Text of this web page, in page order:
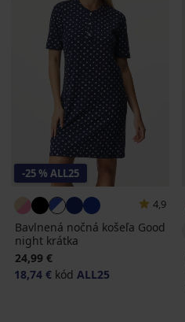
-25 % ALL25
4,9
Bavlnená nočná košeľa Good
night krátka
24,99 €
18,74 € kód ALL25